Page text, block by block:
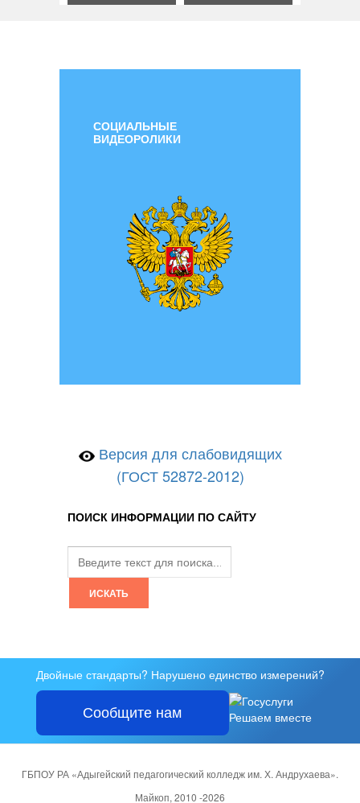
СОЦИАЛЬНЫЕ
ВИДЕОРОЛИКИ
Версия для слабовидящих
(ГОСТ 52872-2012)
ПОИСК ИНФОРМАЦИИ ПО САЙТУ
Двойные стандарты? Нарушено единство измерений?
Сообщите нам Решаем вместе
ГБПОУ РА «Адыгейский педагогический колледж им. Х. Андрухаева».
Майкоп, 2010 -2026